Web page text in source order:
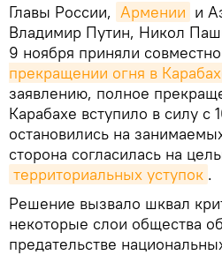
Главы России, Армении и
Владимир Путин, Никол
9 ноября приняли
прекращении огня в
заявлению, полное
Карабахе вступило в силу с
остановились на
сторона согласилась на
территориальных уступок .
Решение вызвало шквал
некоторые слои общества
предательстве